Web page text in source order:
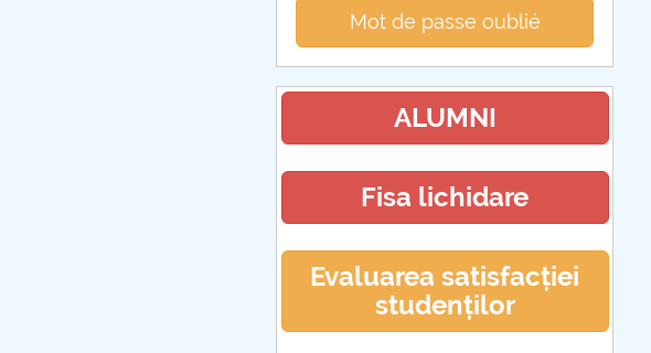
Mot de passe oublié
ALUMNI
Fisa lichidare
Evaluarea satisfacției
studenților